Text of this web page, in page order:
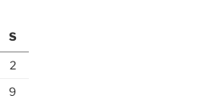
S
2
9